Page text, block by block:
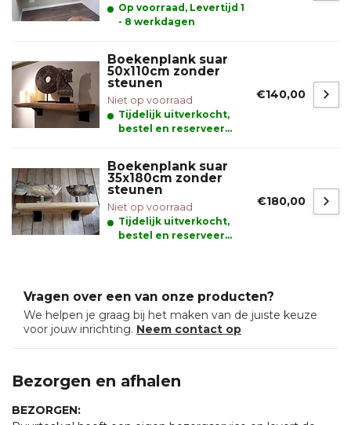
Op voorraad, Levertijd 1
- 8 werkdagen
Boekenplank suar
50x110cm zonder
steunen
Niet op voorraad
Tijdelijk uitverkocht,
bestel en reserveer
€140,00
Boekenplank suar
35x180cm zonder
steunen
Niet op voorraad
Tijdelijk uitverkocht,
bestel en reserveer
€180,00
Vragen over een van onze producten?
We helpen je graag bij het maken van de juiste keuze
voor jouw inrichting. Neem contact op
Bezorgen en afhalen
BEZORGEN: